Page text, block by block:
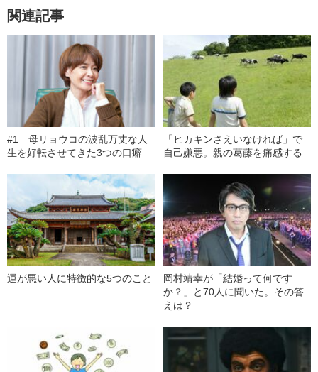
関連記事
#1 母リョウコの波乱万丈な人
生を好転させてきた3つの口癖
「ヒカキンさえいなければ」で
自己嫌悪。親の葛藤を痛感する
運が悪い人に特徴的な5つのこと
岡村靖幸が「結婚って何です
か？」と70人に聞いた。その答
えは？